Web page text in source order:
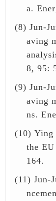
a.
(8) Jun-
aving
8, 95:
(9) Jun-
aving
ns.
(10) Ying
the
164.
(11) Jun-